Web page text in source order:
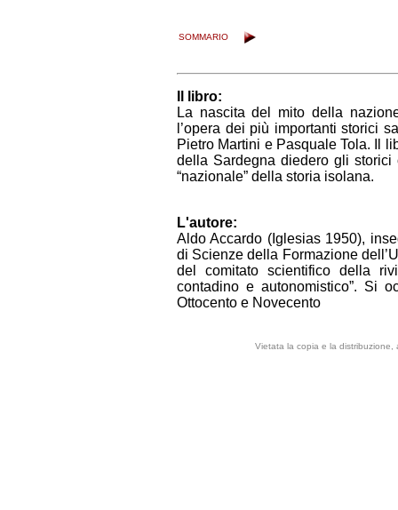
SOMMARIO
Il libro:
La nascita del mito della
l’opera dei più importanti storici
Pietro Martini e Pasquale Tola. Il
della Sardegna diedero gli storici
“nazionale” della storia isolana.
L'autore:
Aldo Accardo (Iglesias 1950),
di Scienze della Formazione
del comitato scientifico della
contadino e autonomistico”. Si
Ottocento e Novecento
Vietata la copia e la distribuzione,